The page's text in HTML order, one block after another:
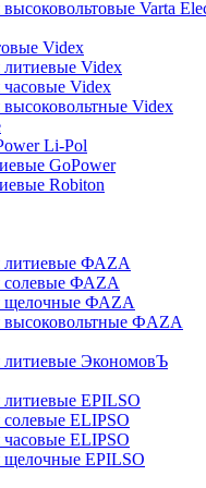
Varta
Videx
Videx
Videx
Videx
Li-Pol
GoPower
Robiton
литиевые ФАZА
солевые ФАZА
щелочные ФАZА
ФAZA
ЭкономовЪ
EPILSO
ELIPSO
ELIPSO
EPILSO